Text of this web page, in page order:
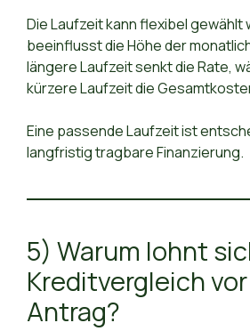
Die Laufzeit kann flexibel gewählt
beeinflusst die Höhe der
längere Laufzeit senkt die Rate,
kürzere Laufzeit die
Eine passende Laufzeit ist
langfristig tragbare Finanzierung.
5) Warum lohnt
Kreditvergleich
Antrag?